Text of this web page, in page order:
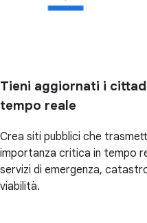
Tieni aggiornati i
tempo reale
Crea siti pubblici che
importanza critica in tempo
servizi di emergenza,
viabilità.